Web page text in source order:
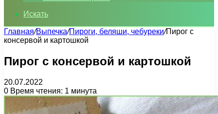
Искать
Главная/Выпечка/Пироги, беляши, чебуреки/Пирог с
консервой и картошкой
Пирог с консервой и картошкой
20.07.2022
0 Время чтения: 1 минута